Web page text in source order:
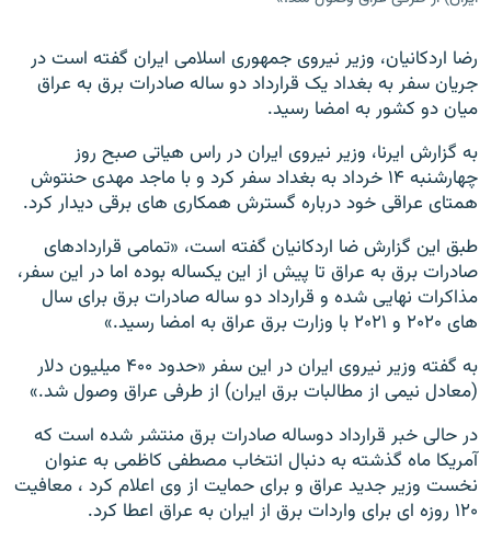
رضا اردکانیان، وزیر نیروی جمهوری اسلامی ایران گفته است در
جریان سفر به بغداد یک قرارداد دو ساله صادرات برق به عراق
میان دو کشور به امضا رسید.
به گزارش ایرنا، وزیر نیروی ایران در راس هیاتی صبح روز
چهارشنبه ۱۴ خرداد به بغداد سفر کرد و با ماجد مهدی حنتوش
همتای عراقی خود درباره گسترش همکاری های برقی دیدار کرد.
طبق این گزارش ضا اردکانیان گفته است، «تمامی قراردادهای
صادرات برق به عراق تا پیش از این یکساله بوده اما در این سفر،
مذاکرات نهایی شده و قرارداد دو ساله صادرات برق برای سال
های ۲۰۲۰ و ۲۰۲۱ با وزارت برق عراق به امضا رسید.»
به گفته وزیر نیروی ایران در این سفر «حدود ۴۰۰ میلیون دلار
(معادل نیمی از مطالبات برق ایران) از طرفی عراق وصول شد.»
در حالی خبر قرارداد دوساله صادرات برق منتشر شده است که
آمریکا ماه گذشته به دنبال انتخاب مصطفی کاظمی به عنوان
نخست وزیر جدید عراق و برای حمایت از وی اعلام کرد ، معافیت
۱۲۰ روزه ای برای واردات برق از ایران به عراق اعطا کرد.